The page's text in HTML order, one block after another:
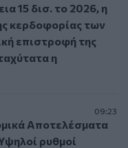
15 δισ. το 2026, η
κερδοφορίας των
επιστροφή της
η
09:23
Αποτελέσματα
ρυθμοί